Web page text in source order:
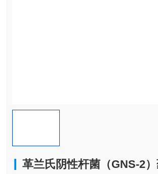
革兰氏阴性杆菌（GNS-2